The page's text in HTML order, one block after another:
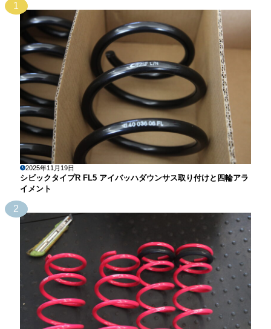
1
2025年11月19日
シビックタイプR FL5 アイバッハダウンサス取り付けと四輪アラ
イメント
2